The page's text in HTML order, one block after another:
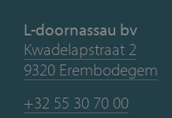
L-doornassau bv
Kwadelapstraat 2
9320 Erembodegem
+32 55 30 70 00